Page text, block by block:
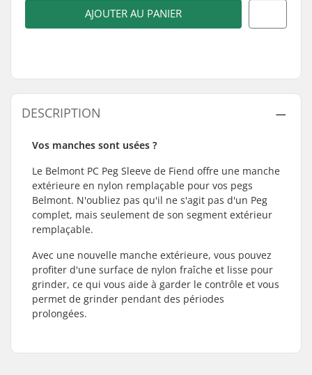
AJOUTER AU PANIER
DESCRIPTION
Vos manches sont usées ?
Le Belmont PC Peg Sleeve de Fiend offre une manche
extérieure en nylon remplaçable pour vos pegs
Belmont. N'oubliez pas qu'il ne s'agit pas d'un Peg
complet, mais seulement de son segment extérieur
remplaçable.
Avec une nouvelle manche extérieure, vous pouvez
profiter d'une surface de nylon fraîche et lisse pour
grinder, ce qui vous aide à garder le contrôle et vous
permet de grinder pendant des périodes
prolongées.